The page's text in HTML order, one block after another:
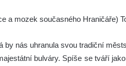
a mozek současného Hraničáře)
by nás uhranula svou tradiční
bulváry. Spíše se tváří